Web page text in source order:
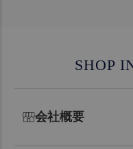
SHOP
会社概要